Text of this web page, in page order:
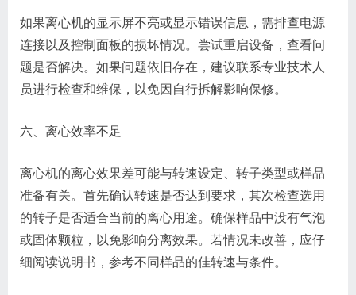
如果离心机的显示屏不亮或显示错误信息，需排查电源
连接以及控制面板的损坏情况。尝试重启设备，查看问
题是否解决。如果问题依旧存在，建议联系专业技术人
员进行检查和维保，以免因自行拆解影响保修。
六、离心效率不足
离心机的离心效果差可能与转速设定、转子类型或样品
准备有关。首先确认转速是否达到要求，其次检查选用
的转子是否适合当前的离心用途。确保样品中没有气泡
或固体颗粒，以免影响分离效果。若情况未改善，应仔
细阅读说明书，参考不同样品的佳转速与条件。